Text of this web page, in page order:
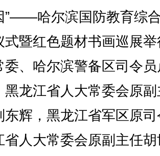
”——哈尔滨国防教育综
式暨红色题材书画巡展
委、哈尔滨警备区司令
黑龙江省人大常委会原
东辉，黑龙江省军区原
省人大常委会原副主任